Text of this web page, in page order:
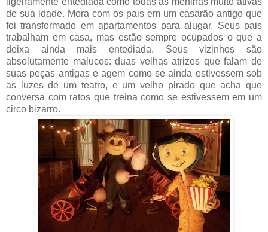
de sua idade. Mora com os pais em um casarão antigo que
foi transformado em apartamentos para alugar. Seus pais
trabalham em casa, mas estão sempre ocupados o que a
deixa ainda mais entediada. Seus vizinhos são
absolutamente malucos: duas velhas atrizes que falam de
suas peças antigas e agem como se ainda estivessem sob
as luzes de um teatro, e um velho pirado que acha que
conversa com ratos que treina como se estivessem em um
circo bizarro.